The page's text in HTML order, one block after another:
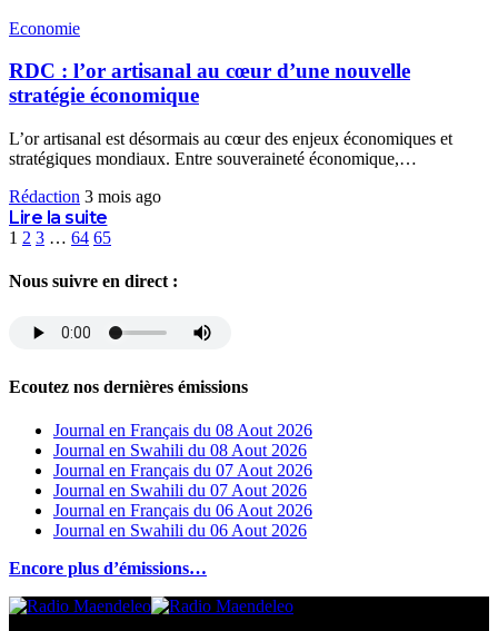
Economie
RDC : l’or artisanal au cœur d’une nouvelle
stratégie économique
L’or artisanal est désormais au cœur des enjeux économiques et
stratégiques mondiaux. Entre souveraineté économique,…
Rédaction 3 mois ago
Lire la suite
1 2 3 … 64 65
Nous suivre en direct :
Ecoutez nos dernières émissions
Journal en Français du 08 Aout 2026
Journal en Swahili du 08 Aout 2026
Journal en Français du 07 Aout 2026
Journal en Swahili du 07 Aout 2026
Journal en Français du 06 Aout 2026
Journal en Swahili du 06 Aout 2026
Encore plus d’émissions…